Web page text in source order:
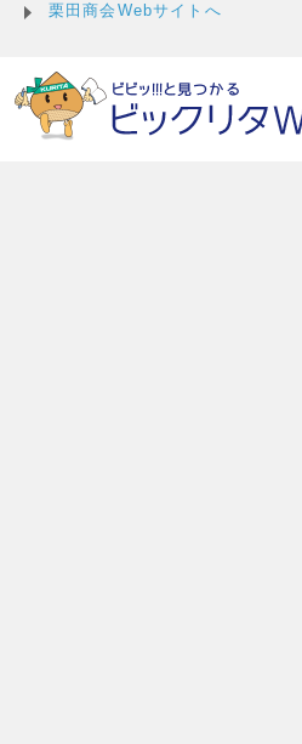
栗田商会Webサイトへ